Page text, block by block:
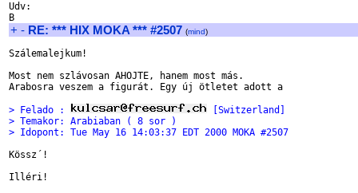
Udv:
+ - RE: *** HIX MOKA *** #2507 (mind)
Szálemalejkum!
Most nem szlávosan AHOJTE, hanem most más.
Arabosra veszem a figurát. Egy új ötletet adott a
> Felado :
[Switzerland]
> Temakor: Arabiaban ( 8 sor )
> Idopont: Tue May 16 14:03:37 EDT 2000 MOKA #2507
Kössz´!
Illéri!